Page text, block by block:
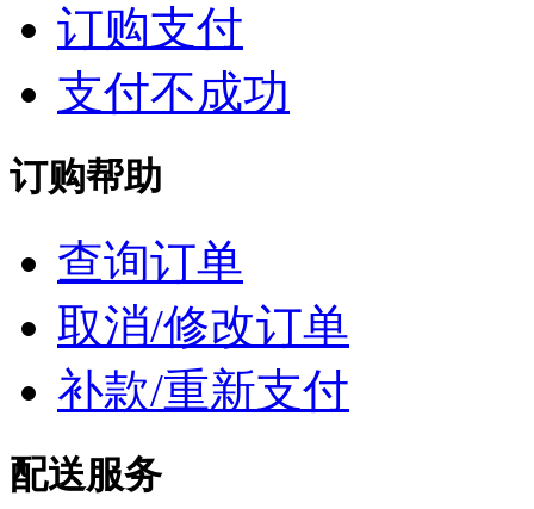
订购支付
支付不成功
订购帮助
查询订单
取消/修改订单
补款/重新支付
配送服务